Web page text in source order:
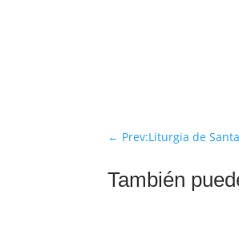
← Prev:Liturgia de
También